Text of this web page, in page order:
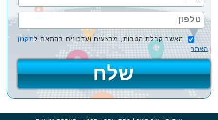
מאשר קבלת הטבות, מבצעים ועדכונים בהתאם לתקנון
האתר